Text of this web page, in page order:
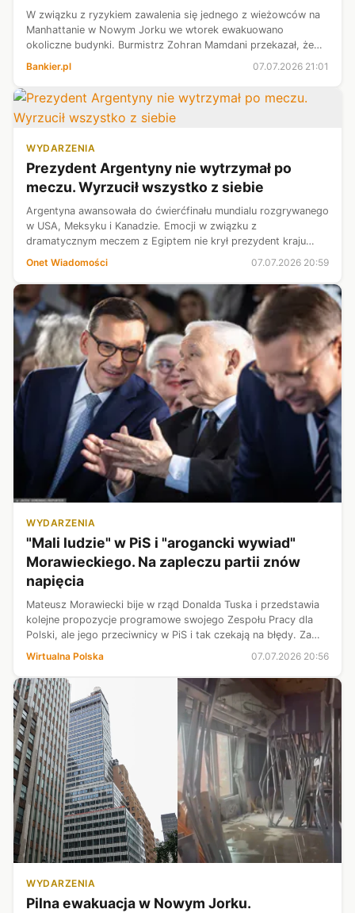
W związku z ryzykiem zawalenia się jednego z wieżowców na
Manhattanie w Nowym Jorku we wtorek ewakuowano
okoliczne budynki. Burmistrz Zohran Mamdani przekazał, że
Bankier.pl 07.07.2026 21:01
WYDARZENIA
Prezydent Argentyny nie wytrzymał po
meczu. Wyrzucił wszystko z siebie
Argentyna awansowała do ćwierćfinału mundialu rozgrywanego
w USA, Meksyku i Kanadzie. Emocji w związku z
dramatycznym meczem z Egiptem nie krył prezydent kraju
Javier Milei. "Do cholery" — to jedne z łagodniejszych słów,
Onet Wiadomości 07.07.2026 20:59
WYDARZENIA
"Mali ludzie" w PiS i "arogancki wywiad"
Morawieckiego. Na zapleczu partii znów
napięcia
Mateusz Morawiecki bije w rząd Donalda Tuska i przedstawia
kolejne propozycje programowe swojego Zespołu Pracy dla
Polski, ale jego przeciwnicy w PiS i tak czekają na błędy. Za
taki uważają wywiad byłego premiera u kontrowersyjnego
Wirtualna Polska 07.07.2026 20:56
WYDARZENIA
Pilna ewakuacja w Nowym Jorku.